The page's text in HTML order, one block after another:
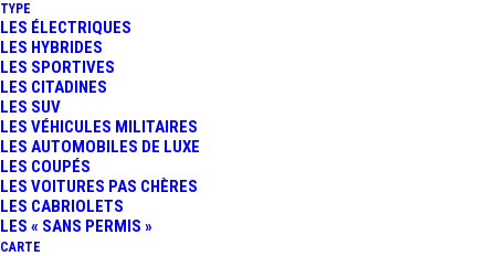
TYPE
LES ÉLECTRIQUES
LES HYBRIDES
LES SPORTIVES
LES CITADINES
LES SUV
LES VÉHICULES MILITAIRES
LES AUTOMOBILES DE LUXE
LES COUPÉS
LES VOITURES PAS CHÈRES
LES CABRIOLETS
LES « SANS PERMIS »
CARTE